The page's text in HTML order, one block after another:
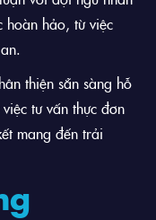
hoàn hảo, từ việc
thiện sẵn sàng hỗ
tư vấn thực đơn
mang đến trải